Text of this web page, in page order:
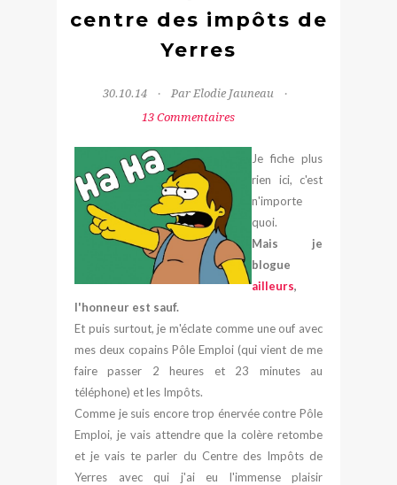
centre des impôts de
Yerres
30.10.14
Par Elodie Jauneau
13 Commentaires
Je fiche plus
rien ici, c'est
n'importe
quoi.
Mais je
blogue
ailleurs,
l'honneur est sauf.
Et puis surtout, je m'éclate comme une ouf avec
mes deux copains Pôle Emploi (qui vient de me
faire passer 2 heures et 23 minutes au
téléphone) et les Impôts.
Comme je suis encore trop énervée contre Pôle
Emploi, je vais attendre que la colère retombe
et je vais te parler du Centre des Impôts de
Yerres avec qui j'ai eu l'immense plaisir